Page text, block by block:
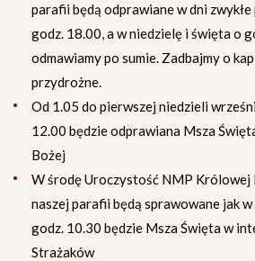
parafii będą odprawiane w dni
godz. 18.00, a w niedzielę i święta o
odmawiamy po sumie. Zadbajmy o
przydrożne.
Od 1.05 do pierwszej niedzieli
12.00 będzie odprawiana Msza
Bożej
W środę Uroczystość NMP Królowej
naszej parafii będą sprawowane jak w
godz. 10.30 będzie Msza Święta w
Strażaków